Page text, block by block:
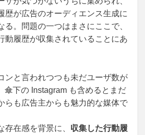
歴が広告のオーディエンス生成に
る。問題の一つはまさにここで、
動履歴が収集されていることにあ
ンと言われつつも未だユーザ数が
傘下の Instagram も含めるとまだ
らも広告主からも魅力的な媒体で
存在感を背景に、 収集した行動履